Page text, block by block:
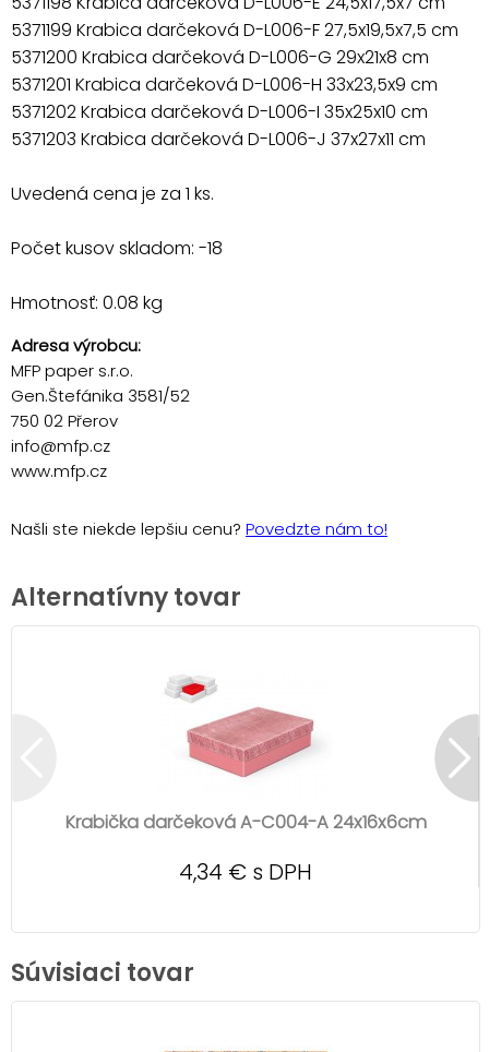
5371199 Krabica darčeková D-L006-F 27,5x19,5x7,5 cm
5371200 Krabica darčeková D-L006-G 29x21x8 cm
5371201 Krabica darčeková D-L006-H 33x23,5x9 cm
5371202 Krabica darčeková D-L006-I 35x25x10 cm
5371203 Krabica darčeková D-L006-J 37x27x11 cm
Uvedená cena je za 1 ks.
Počet kusov skladom: -18
Hmotnosť: 0.08 kg
Adresa výrobcu:
MFP paper s.r.o.
Gen.Štefánika 3581/52
750 02 Přerov
info@mfp.cz
www.mfp.cz
Našli ste niekde lepšiu cenu? Povedzte nám to!
Alternatívny tovar
Krabička darčeková A-C004-A 24x16x6cm
4,34 € s DPH
Súvisiaci tovar